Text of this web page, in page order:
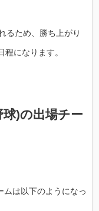
るため、勝ち上がり
になります。
)の出場チー
は以下のようになっ